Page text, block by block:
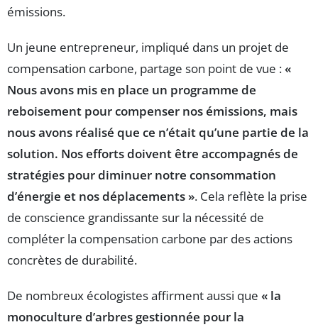
émissions.
Un jeune entrepreneur, impliqué dans un projet de
compensation carbone, partage son point de vue :«
Nous avons mis en place un programme de
reboisement pour compenser nos émissions, mais
nous avons réalisé que ce n’était qu’une partie de la
solution. Nos efforts doivent être accompagnés de
stratégies pour diminuer notre consommation
d’énergie et nos déplacements ». Cela reflète la prise
de conscience grandissante sur la nécessité de
compléter la compensation carbone par des actions
concrètes de durabilité.
De nombreux écologistes affirment aussi que « la
monoculture d’arbres gestionnée pour la